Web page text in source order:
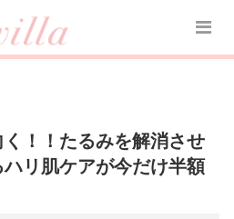
！！たるみを解消させ
リ肌ケアが今だけ半額